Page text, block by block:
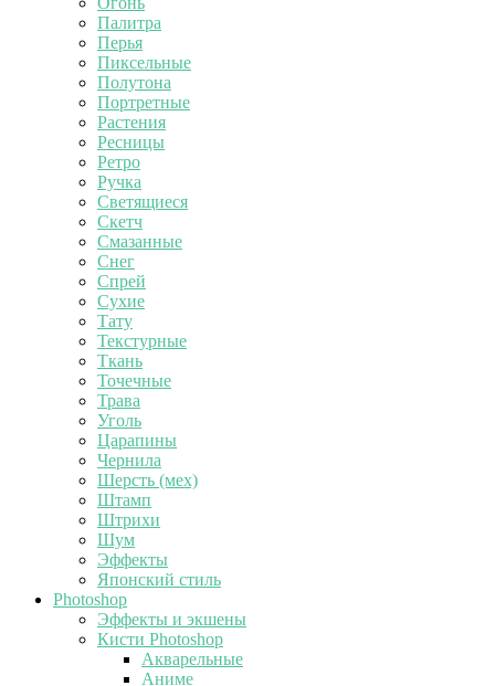
Палитра
Перья
Пиксельные
Полутона
Портретные
Растения
Ресницы
Ретро
Ручка
Светящиеся
Скетч
Смазанные
Снег
Спрей
Сухие
Тату
Текстурные
Ткань
Точечные
Трава
Уголь
Царапины
Чернила
Шерсть (мех)
Штамп
Штрихи
Шум
Эффекты
Японский стиль
Photoshop
Эффекты и экшены
Кисти Photoshop
Акварельные
Аниме